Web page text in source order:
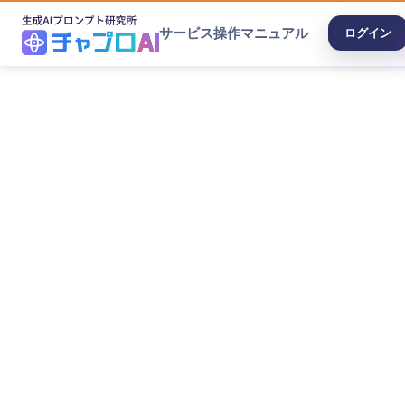
サービス操作マニュアル ログイン